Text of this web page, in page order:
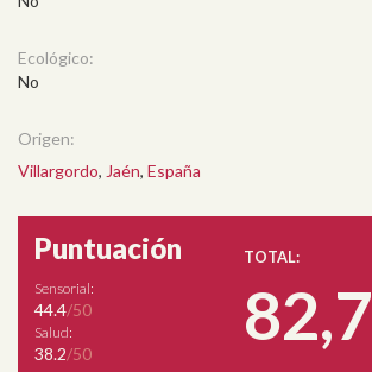
Ecológico:
No
Origen:
Villargordo, Jaén, España
Puntuación
Sensorial:
44.4/50
Salud:
38.2/50
TOTAL:
82,7